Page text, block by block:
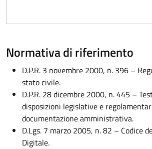
Normativa di riferimento
D.P.R. 3 novembre 2000, n. 396 –
stato civile.
D.P.R. 28 dicembre 2000, n. 445 –
disposizioni legislative e
documentazione amministrativa.
D.Lgs. 7 marzo 2005, n. 82 – Codice
Digitale.